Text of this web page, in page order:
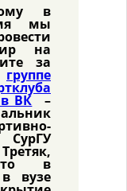
в
мы
на
за
группе
ВК–
СурГУ
в
вузе